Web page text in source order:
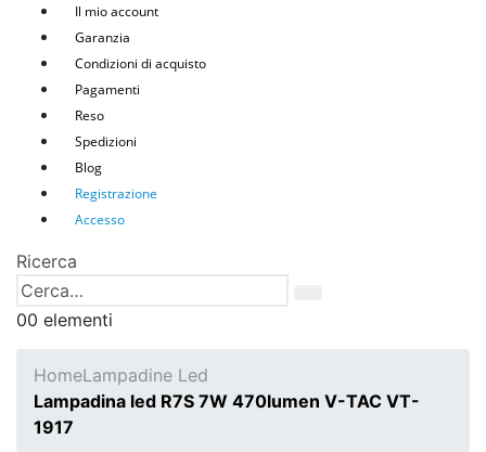
Il mio account
Garanzia
Condizioni di acquisto
Pagamenti
Reso
Spedizioni
Blog
Registrazione
Accesso
Ricerca
00 elementi
HomeLampadine Led
Lampadina led R7S 7W 470lumen V-TAC VT-
1917